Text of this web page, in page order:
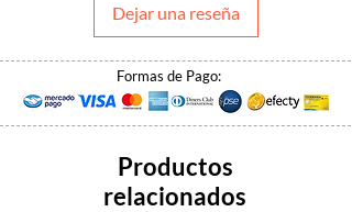
Dejar una reseña
Formas de Pago:
Productos
relacionados